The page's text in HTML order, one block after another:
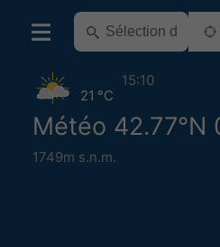
Météo 42.77°N
1749m s.n.m.
21 °C
15:10